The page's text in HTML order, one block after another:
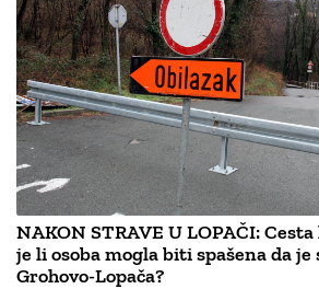
NAKON STRAVE U LOPAČI:
je li osoba mogla biti spašena da
Grohovo-Lopača?